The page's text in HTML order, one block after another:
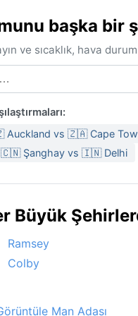
başka bir
ve sıcaklık, hava
vs 🇿🇦 Cape
🇨🇳 Şanghay vs 🇮🇳 Delhi
Büyük
Ramsey
Colby
Man Adası